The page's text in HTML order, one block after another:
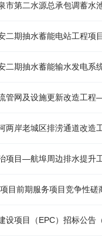
二期抽水蓄能电站工程项
二期抽水蓄能输水发电系
管网及设施更新改造工
两岸老城区排涝通道改造
目—航埠周边排水提升工程
目前期服务项目竞争性磋
设项目（EPC）招标公告